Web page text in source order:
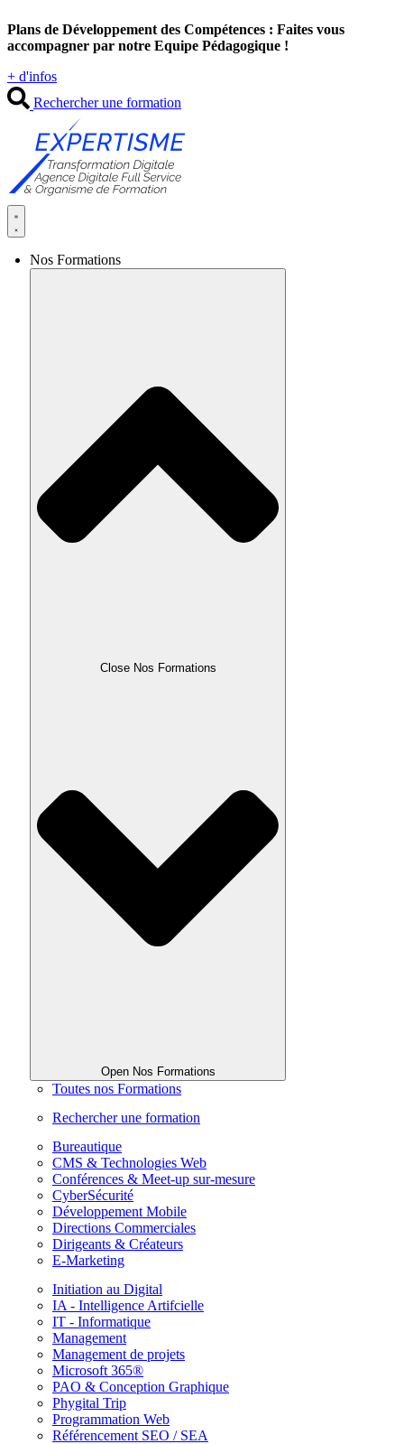
au
contenu
Plans de Développement des Compétences : Faites vous
accompagner par notre Equipe Pédagogique !
+ d'infos
Rechercher une formation
Nos Formations
Close Nos Formations
Open Nos Formations
Toutes nos Formations
Rechercher une formation
Bureautique
CMS & Technologies Web
Conférences & Meet-up sur-mesure
CyberSécurité
Développement Mobile
Directions Commerciales
Dirigeants & Créateurs
E-Marketing
Initiation au Digital
IA - Intelligence Artifcielle
IT - Informatique
Management
Management de projets
Microsoft 365®
PAO & Conception Graphique
Phygital Trip
Programmation Web
Référencement SEO / SEA